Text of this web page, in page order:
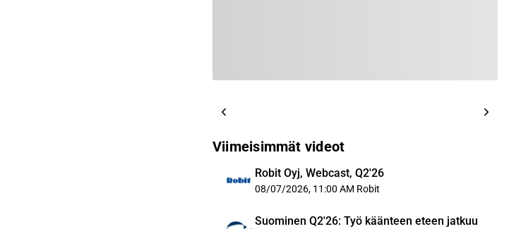
Viimeisimmät videot
Robit Oyj, Webcast, Q2'26
08/07/2026, 11:00 AM Robit
Suominen Q2'26: Työ käänteen eteen jatkuu